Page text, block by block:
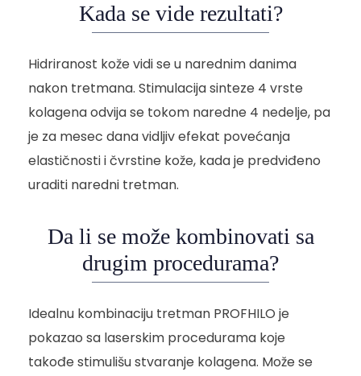
Kada se vide rezultati?
Hidriranost kože vidi se u narednim danima
nakon tretmana. Stimulacija sinteze 4 vrste
kolagena odvija se tokom naredne 4 nedelje, pa
je za mesec dana vidljiv efekat povećanja
elastičnosti i čvrstine kože, kada je predviđeno
uraditi naredni tretman.
Da li se može kombinovati sa
drugim procedurama?
Idealnu kombinaciju tretman PROFHILO je
pokazao sa laserskim procedurama koje
takođe stimulišu stvaranje kolagena. Može se